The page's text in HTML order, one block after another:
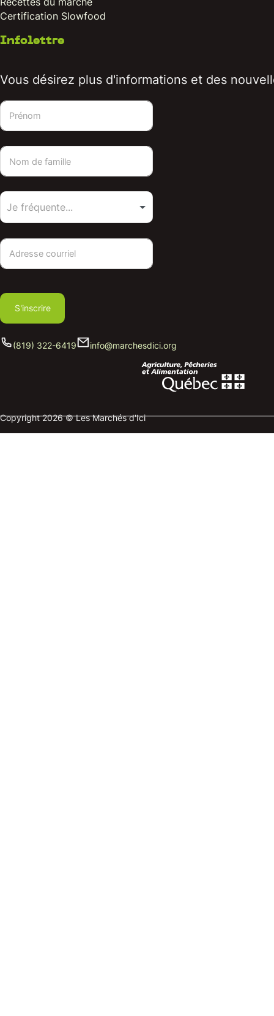
Certification Slowfood
Infolettre
Vous désirez plus d'informations et des
S'inscrire
(819) 322-6419 info@marchesdici.org
Copyright 2026 © Les Marchés d'Ici